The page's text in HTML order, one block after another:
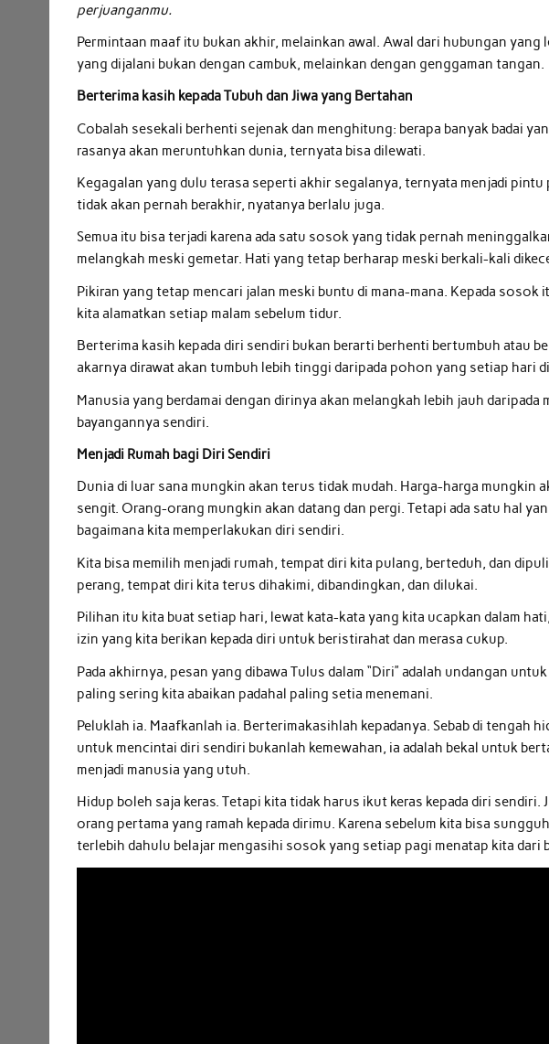
perjuanganmu.
Permintaan maaf itu bukan akhir, melainkan awal. Awal dari hubungan
yang dijalani bukan dengan cambuk, melainkan dengan genggaman tangan.
Berterima kasih kepada Tubuh dan Jiwa yang Bertahan
Cobalah sesekali berhenti sejenak dan menghitung: berapa banyak badai
rasanya akan meruntuhkan dunia, ternyata bisa dilewati.
Kegagalan yang dulu terasa seperti akhir segalanya, ternyata menjadi
tidak akan pernah berakhir, nyatanya berlalu juga.
Semua itu bisa terjadi karena ada satu sosok yang tidak pernah
melangkah meski gemetar. Hati yang tetap berharap meski berkali-kali
Pikiran yang tetap mencari jalan meski buntu di mana-mana. Kepada
kita alamatkan setiap malam sebelum tidur.
Berterima kasih kepada diri sendiri bukan berarti berhenti bertumbuh atau
akarnya dirawat akan tumbuh lebih tinggi daripada pohon yang setiap hari
Manusia yang berdamai dengan dirinya akan melangkah lebih jauh
bayangannya sendiri.
Menjadi Rumah bagi Diri Sendiri
Dunia di luar sana mungkin akan terus tidak mudah. Harga-harga mungkin
sengit. Orang-orang mungkin akan datang dan pergi. Tetapi ada satu hal
bagaimana kita memperlakukan diri sendiri.
Kita bisa memilih menjadi rumah, tempat diri kita pulang, berteduh, dan
perang, tempat diri kita terus dihakimi, dibandingkan, dan dilukai.
Pilihan itu kita buat setiap hari, lewat kata-kata yang kita ucapkan dalam
izin yang kita berikan kepada diri untuk beristirahat dan merasa cukup.
Pada akhirnya, pesan yang dibawa Tulus dalam “Diri” adalah undangan
paling sering kita abaikan padahal paling setia menemani.
Peluklah ia. Maafkanlah ia. Berterimakasihlah kepadanya. Sebab di tengah
untuk mencintai diri sendiri bukanlah kemewahan, ia adalah bekal untuk
menjadi manusia yang utuh.
Hidup boleh saja keras. Tetapi kita tidak harus ikut keras kepada diri
orang pertama yang ramah kepada dirimu. Karena sebelum kita bisa
terlebih dahulu belajar mengasihi sosok yang setiap pagi menatap kita dari